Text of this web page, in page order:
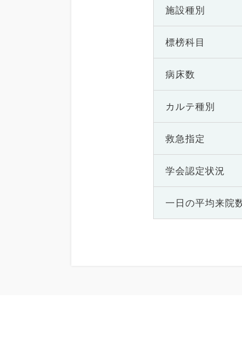
施設種別
標榜科目
病床数
カルテ種別
救急指定
学会認定状況
一日の平均来院